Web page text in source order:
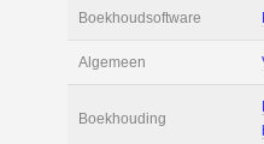
Actie